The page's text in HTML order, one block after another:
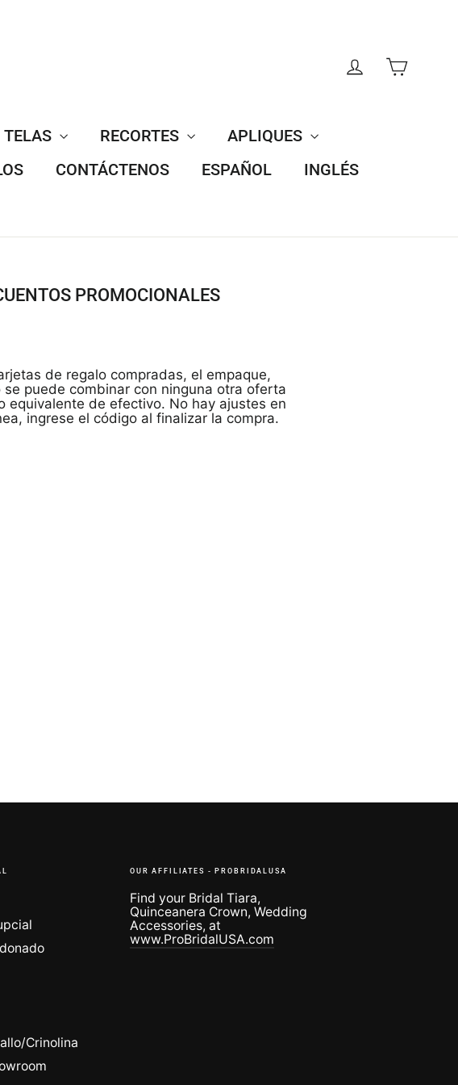
INGRESAR
TELAS RECORTES
APLIQUES
CONTÁCTENOS ESPAÑOL
INGLÉS
PROMOCIONALES
de regalo compradas, el empaque,
puede combinar con ninguna otra oferta
de efectivo. No hay ajustes en
ingrese el código al finalizar la compra.
Crinolina
OUR AFFILIATES - PROBRIDALUSA
Find your Bridal Tiara,
Quinceanera Crown, Wedding
Accessories, at
www.ProBridalUSA.com